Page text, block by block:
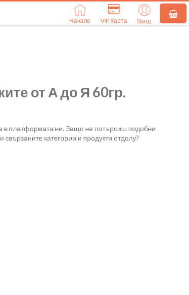
Начало VIP Карта Вход
от А до Я 60гр.
в платформата ни. Защо не потърсиш подобни
свързаните категории и продукти отдолу?